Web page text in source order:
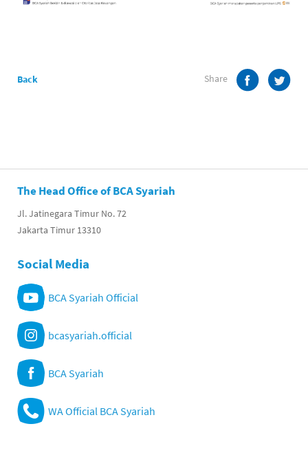
Back Share
The Head Office of BCA Syariah
Jl. Jatinegara Timur No. 72
Jakarta Timur 13310
Social Media
BCA Syariah Official
bcasyariah.official
BCA Syariah
WA Official BCA Syariah